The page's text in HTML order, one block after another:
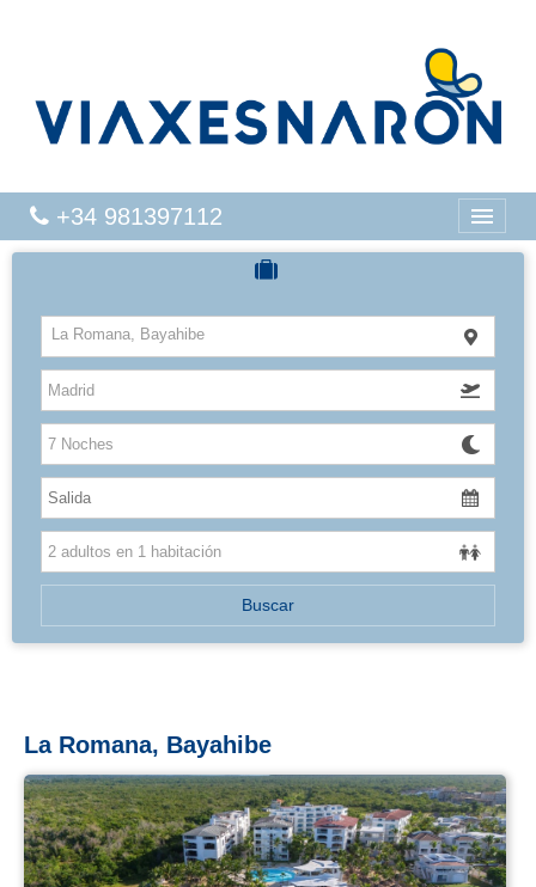
+34 981397112
HOTELES
VUELOS
CARIBE
CANARIAS
BALEARES
La Romana, Bayahibe
Buscar
La Romana, Bayahibe